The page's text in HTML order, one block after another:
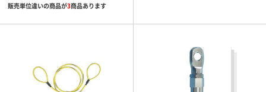
販売単位違いの商品が3商品あります